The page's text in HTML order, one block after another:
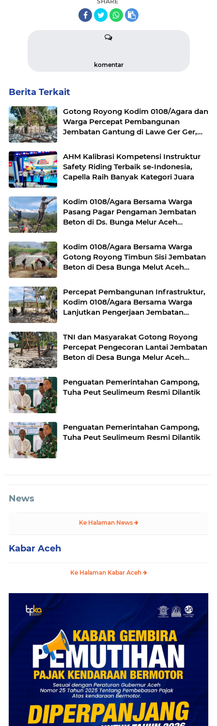
komentar
Berita Terkait
Gotong Royong Kodim 0108/Agara dan
Warga Percepat Pembangunan
Jembatan Gantung di Lawe Ger Ger,
AHM Kalibrasi Kompetensi Instruktur
Safety Riding Terbaik se-Indonesia,
Capella Raih Banyak Kategori Juara
Kodim 0108/Agara Bersama Warga
Pasang Pagar Pengaman Jembatan
Beton di Ds. Bunga Melur Aceh
Kodim 0108/Agara Bersama Warga
Gotong Royong Timbun Sisi Jembatan
Beton di Desa Bunga Melut Aceh
Percepat Pembangunan Infrastruktur,
Kodim 0108/Agara Bersama Warga
Lanjutkan Pengerjaan Jembatan
Tenggara
TNI dan Masyarakat Gotong Royong
Percepat Pengecoran Lantai Jembatan
Beton di Desa Bunga Melur Aceh
Penguatan Pemerintahan Gampong,
Tuha Peut Seulimeum Resmi Dilantik
Penguatan Pemerintahan Gampong,
Tuha Peut Seulimeum Resmi Dilantik
News
Ke Halaman News
Kabar Aceh
Ke Halaman Kabar Aceh